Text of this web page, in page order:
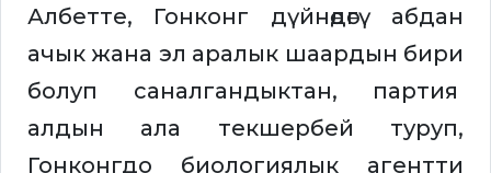
Албетте, Гонконг дүйнөдөгү абдан
ачык жана эл аралык шаардын бири
болуп саналгандыктан, партия
алдын ала текшербей туруп,
Гонконгдо биологиялык агентти